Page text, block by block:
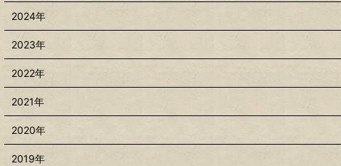
2024年
2023年
2022年
2021年
2020年
2019年